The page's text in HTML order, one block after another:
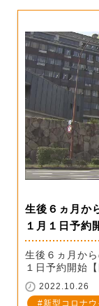
生後６ヵ月か
１月１日予約
生後６ヵ月か
１日予約開始【
2022.10.26
新型コロナウ